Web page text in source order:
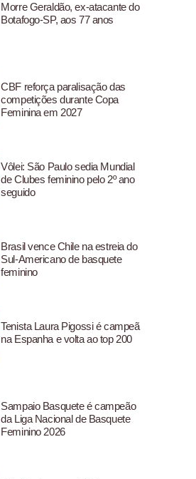
Morre Geraldão, ex-atacante do
Botafogo-SP, aos 77 anos
CBF reforça paralisação das
competições durante Copa
Feminina em 2027
Vôlei: São Paulo sedia Mundial
de Clubes feminino pelo 2º ano
seguido
Brasil vence Chile na estreia do
Sul-Americano de basquete
feminino
Tenista Laura Pigossi é campeã
na Espanha e volta ao top 200
Sampaio Basquete é campeão
da Liga Nacional de Basquete
Feminino 2026